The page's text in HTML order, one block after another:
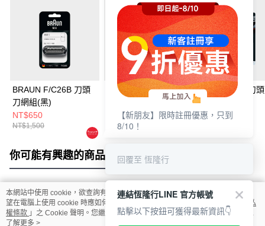
BRAUN F/C26B 刀頭
刀網組(黑)
NT$650
NT$1,500
BRAUN 32B 刀頭刀網
NT$1,188
NT$1,499
BRAUN 52B 刀
組(黑)
NT$1,450
你可能有興趣的商品 全站排行
熱門標籤
本網站中使用 cookie，欲查詢有關本網站使用 cookie 方式之詳情，及若您不希
望在電腦上使用 cookie 時應如何變更電腦的 cookie 設定，請參閱本網站「
隱私
權條款 」之 Cookie 聲明。您繼續使用本網站即表示您同意本公司得按本網站使
用條款之 Cookie 聲明使用 cookie。
了解更多 >
【新朋友】限時註冊優惠，只到
8/10！
回覆至 恆隆行
連結恆隆行LINE 官方帳號
點擊以下按鈕可獲得最新資訊👇